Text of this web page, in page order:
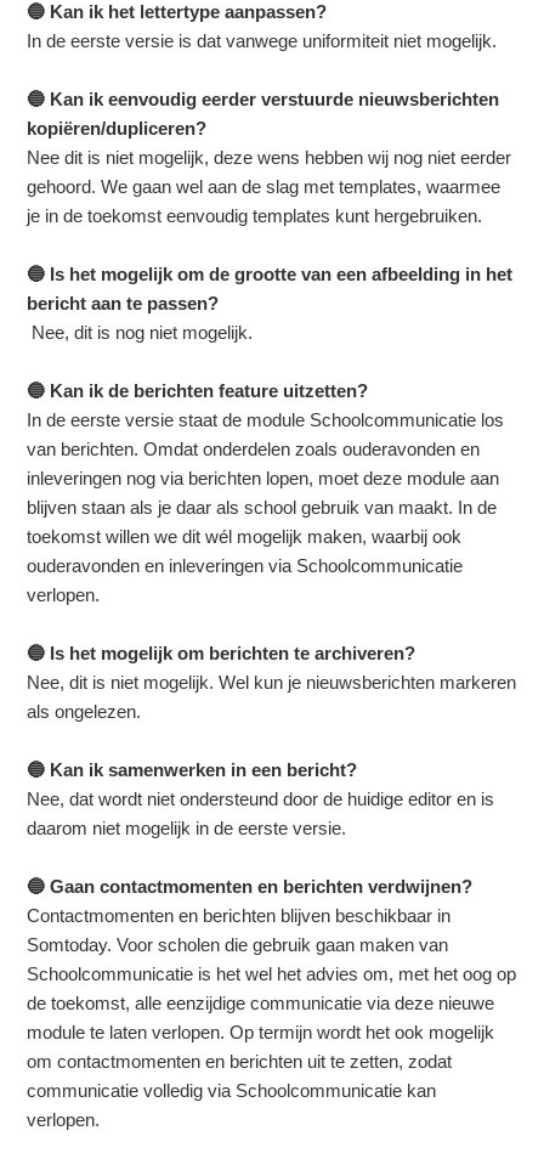
🔵 Kan ik het lettertype aanpassen?
In de eerste versie is dat vanwege uniformiteit niet mogelijk.
🔵 Kan ik eenvoudig eerder verstuurde nieuwsberichten
kopiëren/dupliceren?
Nee dit is niet mogelijk, deze wens hebben wij nog niet eerder
gehoord. We gaan wel aan de slag met templates, waarmee
je in de toekomst eenvoudig templates kunt hergebruiken.
🔵 Is het mogelijk om de grootte van een afbeelding in het
bericht aan te passen?
Nee, dit is nog niet mogelijk.
🔵 Kan ik de berichten feature uitzetten?
In de eerste versie staat de module Schoolcommunicatie los
van berichten. Omdat onderdelen zoals ouderavonden en
inleveringen nog via berichten lopen, moet deze module aan
blijven staan als je daar als school gebruik van maakt. In de
toekomst willen we dit wél mogelijk maken, waarbij ook
ouderavonden en inleveringen via Schoolcommunicatie
verlopen.
🔵 Is het mogelijk om berichten te archiveren?
Nee, dit is niet mogelijk. Wel kun je nieuwsberichten markeren
als ongelezen.
🔵 Kan ik samenwerken in een bericht?
Nee, dat wordt niet ondersteund door de huidige editor en is
daarom niet mogelijk in de eerste versie.
🔵 Gaan contactmomenten en berichten verdwijnen?
Contactmomenten en berichten blijven beschikbaar in
Somtoday. Voor scholen die gebruik gaan maken van
Schoolcommunicatie is het wel het advies om, met het oog op
de toekomst, alle eenzijdige communicatie via deze nieuwe
module te laten verlopen. Op termijn wordt het ook mogelijk
om contactmomenten en berichten uit te zetten, zodat
communicatie volledig via Schoolcommunicatie kan
verlopen.